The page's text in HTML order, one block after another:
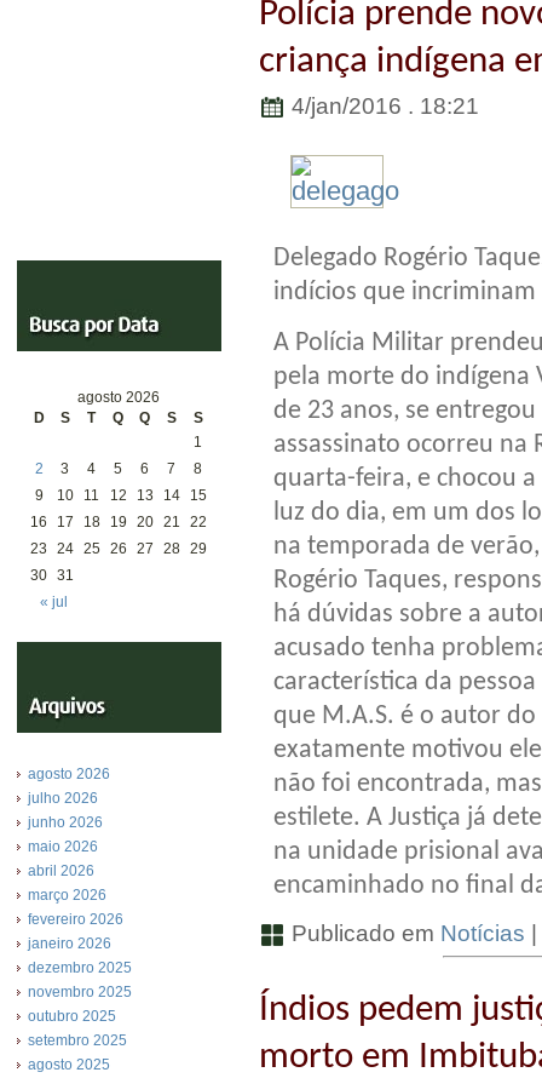
agosto 2026
D
S T Q Q S S
« jul
1
2
3 4 5 6 7
8
9
10 11 12 13 14
15
16
17 18 19 20 21
22
23
24 25 26 27 28 29
30 31
agosto 2026
julho 2026
junho 2026
maio 2026
abril 2026
março 2026
fevereiro 2026
janeiro 2026
dezembro 2025
novembro 2025
outubro 2025
setembro 2025
agosto 2025
Polícia prende
criança indígena
4/jan/2016 . 18:21
Delegado Rogério
indícios que incriminam
A Polícia Militar
pela morte do indígena
de 23 anos, se
assassinato ocorreu
quarta-feira, e chocou
luz do dia, em um dos
na temporada de
Rogério Taques,
há dúvidas sobre a
acusado tenha
característica da
que M.A.S. é o autor
exatamente motivou
não foi encontrada,
estilete. A Justiça já
na unidade prisional
encaminhado no final
Publicado em Notícias |
Índios pedem
morto em